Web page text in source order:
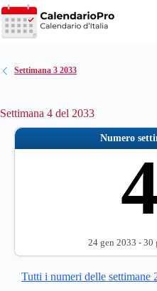
Salta
al
contenuto
Settimana 3 2033
Settimana 4 del 2033
Numero
24 gen 2033 - 30
Tutti i numeri delle settimane